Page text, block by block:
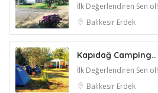
İlk Değerlendiren Sen ol!
Balıkesir Erdek
Kapıdağ Camping..
İlk Değerlendiren Sen ol!
Balıkesir Erdek